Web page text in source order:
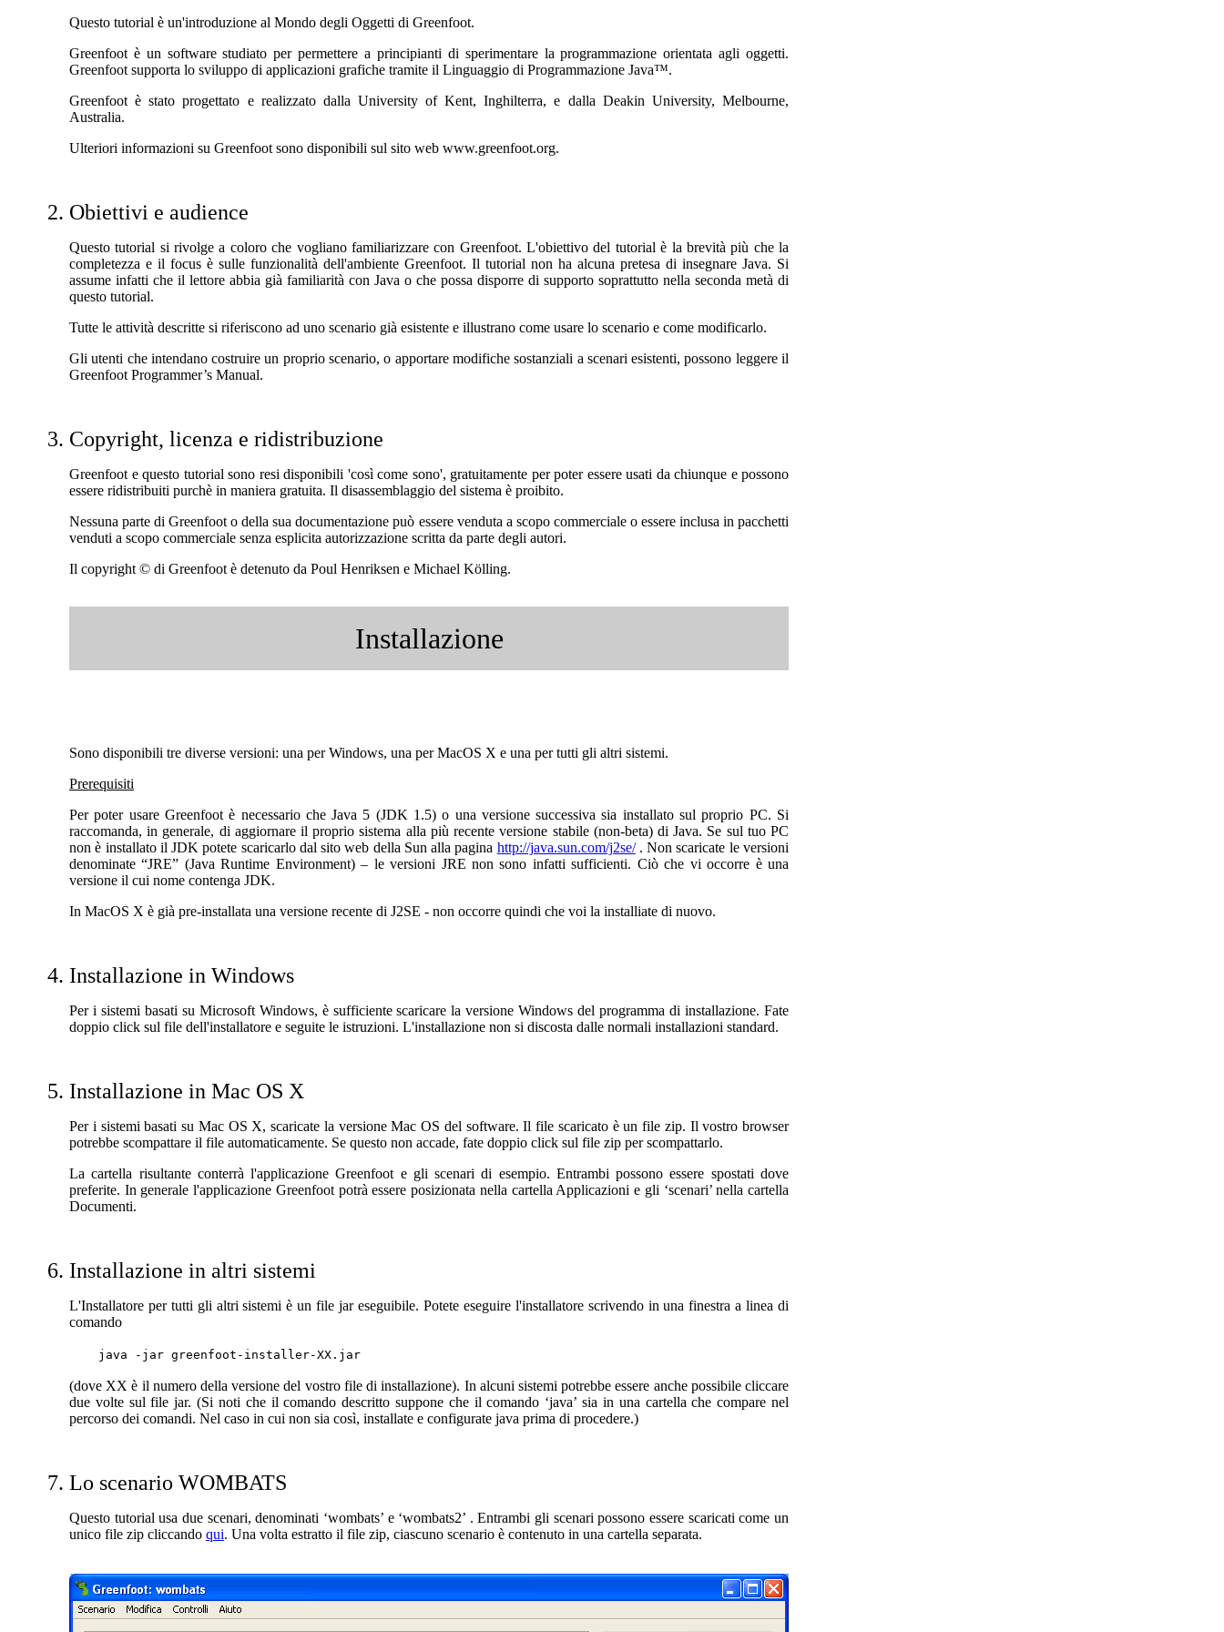
Questo tutorial è un'introduzione al Mondo degli Oggetti di Greenfoot.
Greenfoot è un software studiato per permettere a principianti di sperimentare la programmazione orientata agli oggetti.
Greenfoot supporta lo sviluppo di applicazioni grafiche tramite il Linguaggio di Programmazione Java™.
Greenfoot è stato progettato e realizzato dalla University of Kent, Inghilterra, e dalla Deakin University, Melbourne,
Australia.
Ulteriori informazioni su Greenfoot sono disponibili sul sito web www.greenfoot.org.
Obiettivi e audience
Questo tutorial si rivolge a coloro che vogliano familiarizzare con Greenfoot. L'obiettivo del tutorial è la brevità più che la
completezza e il focus è sulle funzionalità dell'ambiente Greenfoot. Il tutorial non ha alcuna pretesa di insegnare Java. Si
assume infatti che il lettore abbia già familiarità con Java o che possa disporre di supporto soprattutto nella seconda metà di
questo tutorial.
Tutte le attività descritte si riferiscono ad uno scenario già esistente e illustrano come usare lo scenario e come modificarlo.
Gli utenti che intendano costruire un proprio scenario, o apportare modifiche sostanziali a scenari esistenti, possono leggere il
Greenfoot Programmer’s Manual.
Copyright, licenza e ridistribuzione
Greenfoot e questo tutorial sono resi disponibili 'così come sono', gratuitamente per poter essere usati da chiunque e possono
essere ridistribuiti purchè in maniera gratuita. Il disassemblaggio del sistema è proibito.
Nessuna parte di Greenfoot o della sua documentazione può essere venduta a scopo commerciale o essere inclusa in pacchetti
venduti a scopo commerciale senza esplicita autorizzazione scritta da parte degli autori.
Il copyright © di Greenfoot è detenuto da Poul Henriksen e Michael Kölling.
Installazione
Sono disponibili tre diverse versioni: una per Windows, una per MacOS X e una per tutti gli altri sistemi.
Prerequisiti
Per poter usare Greenfoot è necessario che Java 5 (JDK 1.5) o una versione successiva sia installato sul proprio PC. Si
raccomanda, in generale, di aggiornare il proprio sistema alla più recente versione stabile (non-beta) di Java. Se sul tuo PC
non è installato il JDK potete scaricarlo dal sito web della Sun alla pagina http://java.sun.com/j2se/. Non scaricate le versioni
denominate “JRE” (Java Runtime Environment) – le versioni JRE non sono infatti sufficienti. Ciò che vi occorre è una
versione il cui nome contenga JDK.
In MacOS X è già pre-installata una versione recente di J2SE - non occorre quindi che voi la installiate di nuovo.
Installazione in Windows
Per i sistemi basati su Microsoft Windows, è sufficiente scaricare la versione Windows del programma di installazione. Fate
doppio click sul file dell'installatore e seguite le istruzioni. L'installazione non si discosta dalle normali installazioni standard.
Installazione in Mac OS X
Per i sistemi basati su Mac OS X, scaricate la versione Mac OS del software. Il file scaricato è un file zip. Il vostro browser
potrebbe scompattare il file automaticamente. Se questo non accade, fate doppio click sul file zip per scompattarlo.
La cartella risultante conterrà l'applicazione Greenfoot e gli scenari di esempio. Entrambi possono essere spostati dove
preferite. In generale l'applicazione Greenfoot potrà essere posizionata nella cartella Applicazioni e gli ‘scenari’ nella cartella
Documenti.
Installazione in altri sistemi
L'Installatore per tutti gli altri sistemi è un file jar eseguibile. Potete eseguire l'installatore scrivendo in una finestra a linea di
comando
java -jar greenfoot-installer-XX.jar
(dove XX è il numero della versione del vostro file di installazione). In alcuni sistemi potrebbe essere anche possibile cliccare
due volte sul file jar. (Si noti che il comando descritto suppone che il comando ‘java’ sia in una cartella che compare nel
percorso dei comandi. Nel caso in cui non sia così, installate e configurate java prima di procedere.)
Lo scenario WOMBATS
Questo tutorial usa due scenari, denominati ‘wombats’ e ‘wombats2’ . Entrambi gli scenari possono essere scaricati come un
unico file zip cliccando qui. Una volta estratto il file zip, ciascuno scenario è contenuto in una cartella separata.